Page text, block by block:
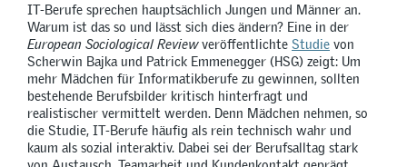
IT-Berufe sprechen hauptsächlich Jungen und Männer an.
Warum ist das so und lässt sich dies ändern? Eine in der
European Sociological Reviewveröffentlichte Studie von
Scherwin Bajka und Patrick Emmenegger (HSG) zeigt: Um
mehr Mädchen für Informatikberufe zu gewinnen, sollten
bestehende Berufsbilder kritisch hinterfragt und
realistischer vermittelt werden. Denn Mädchen nehmen, so
die Studie, IT-Berufe häufig als rein technisch wahr und
kaum als sozial interaktiv. Dabei sei der Berufsalltag stark